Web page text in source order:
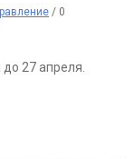
/ 0
27 апреля.